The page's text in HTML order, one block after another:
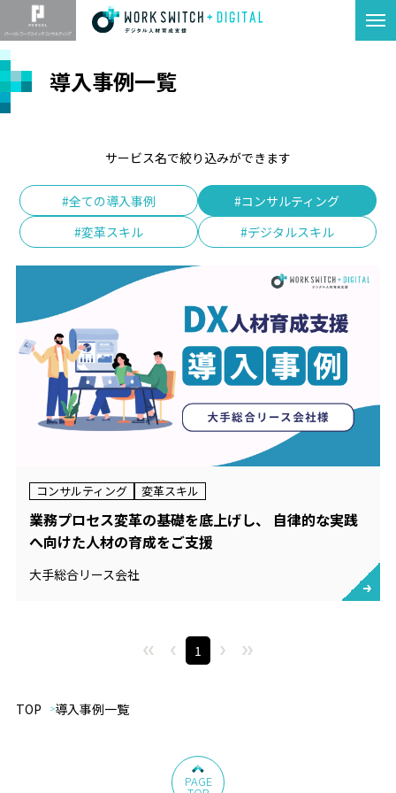
導入事例一覧
サービス名で絞り込みができます
#全ての導入事例 #コンサルティング
#変革スキル #デジタルスキル
コンサルティング 変革スキル
業務プロセス変革の基礎を底上げし、 自律的な実践
へ向けた人材の育成をご支援
大手総合リース会社
1
TOP 導入事例一覧
PAGE